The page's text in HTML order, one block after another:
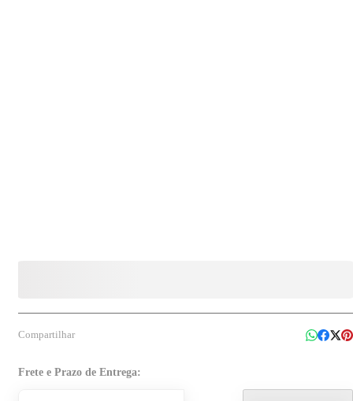
Compartilhar
Frete e Prazo de Entrega: